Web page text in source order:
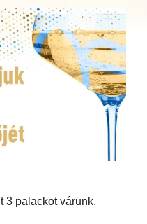
3 palackot várunk.